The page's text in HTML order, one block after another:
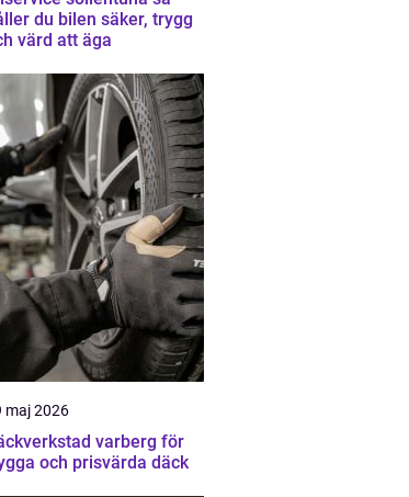
du bilen säker, trygg
värd att äga
maj 2026
varberg för
och prisvärda däck